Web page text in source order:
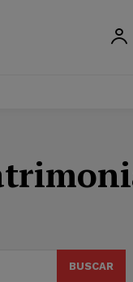
BUSCAR